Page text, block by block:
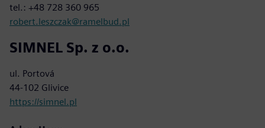
tel.: +48 728 360 965
robert.leszczak@ramelbud.pl
SIMNEL Sp. z o.o.
ul. Portová
44-102 Glivice
https://simnel.pl